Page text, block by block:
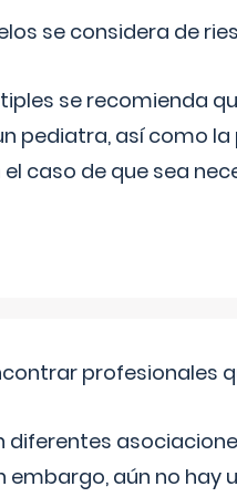
se considera de
se recomienda
pediatra, así como
caso de que sea
profesionales
diferentes
embargo, aún no